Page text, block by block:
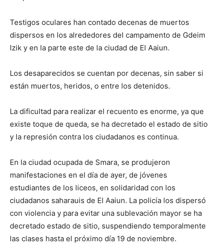
Testigos oculares han contado decenas de muertos
dispersos en los alrededores del campamento de Gdeim
Izik y en la parte este de la ciudad de El Aaiun.
Los desaparecidos se cuentan por decenas, sin saber si
están muertos, heridos, o entre los detenidos.
La dificultad para realizar el recuento es enorme, ya que
existe toque de queda, se ha decretado el estado de sitio
y la represión contra los ciudadanos es continua.
En la ciudad ocupada de Smara, se produjeron
manifestaciones en el día de ayer, de jóvenes
estudiantes de los liceos, en solidaridad con los
ciudadanos saharauis de El Aaiun. La policía los dispersó
con violencia y para evitar una sublevación mayor se ha
decretado estado de sitio, suspendiendo temporalmente
las clases hasta el próximo día 19 de noviembre.